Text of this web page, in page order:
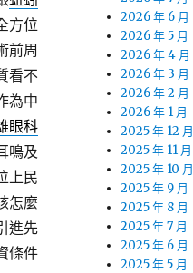
方位
前周
看不
為中
眼科
鳴及
上民
怎麼
進先
條件
2026 年 6 月
2026 年 5 月
2026 年 4 月
2026 年 3 月
2026 年 2 月
2026 年 1 月
2025 年 12 月
2025 年 11 月
2025 年 10 月
2025 年 9 月
2025 年 8 月
2025 年 7 月
2025 年 6 月
2025 年 5 月